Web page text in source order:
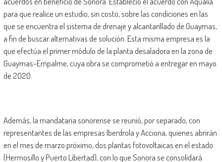
para que realice un estudio, sin costo, sobre las condiciones en las
que se encuentra el sistema de drenaje y alcantarillado de Guaymas,
a fin de buscar alternativas de solución. Esta misma empresa es la
que efectúa el primer módulo de la planta desaladora en la zona de
Guaymas-Empalme, cuya obra se comprometió a entregar en mayo
de 2020.
Además, la mandataria sonorense se reunió, por separado, con
representantes de las empresas Iberdrola y Acciona, quienes abrirán
en el mes de marzo próximo, dos plantas fotovoltaicas en el estado
(Hermosillo y Puerto Libertad), con lo que Sonora se consolidará